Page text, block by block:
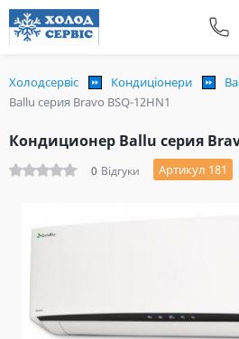
Холодсервіс Кондиціонери
Ballu серия Bravo BSQ-12HN1
Кондиционер Ballu серия
0 Відгуки Артикул 181